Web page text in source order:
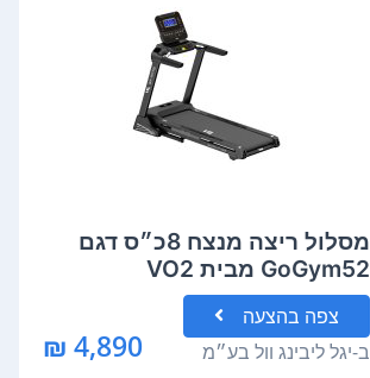
מסלול ריצה מנצח 8כ״ס דגם
GoGym52 מבית VO2
צפה בהצעה
ב-יגל ליבינג וול בע״מ 4,890 ₪